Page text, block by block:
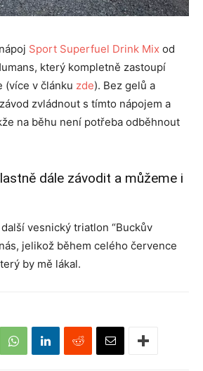
Sport Superfuel Drink Mix od
který kompletně zastoupí
(více v článku zde). Bez gelů a
zvládnout s tímto nápojem a
na běhu není potřeba odběhnout
dále závodit a můžeme i
vesnický triatlon “Buckův
jelikož během celého července
by mě lákal.